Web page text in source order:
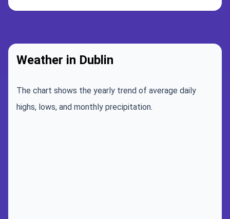
Weather in Dublin
The chart shows the yearly trend of average daily
highs, lows, and monthly precipitation.